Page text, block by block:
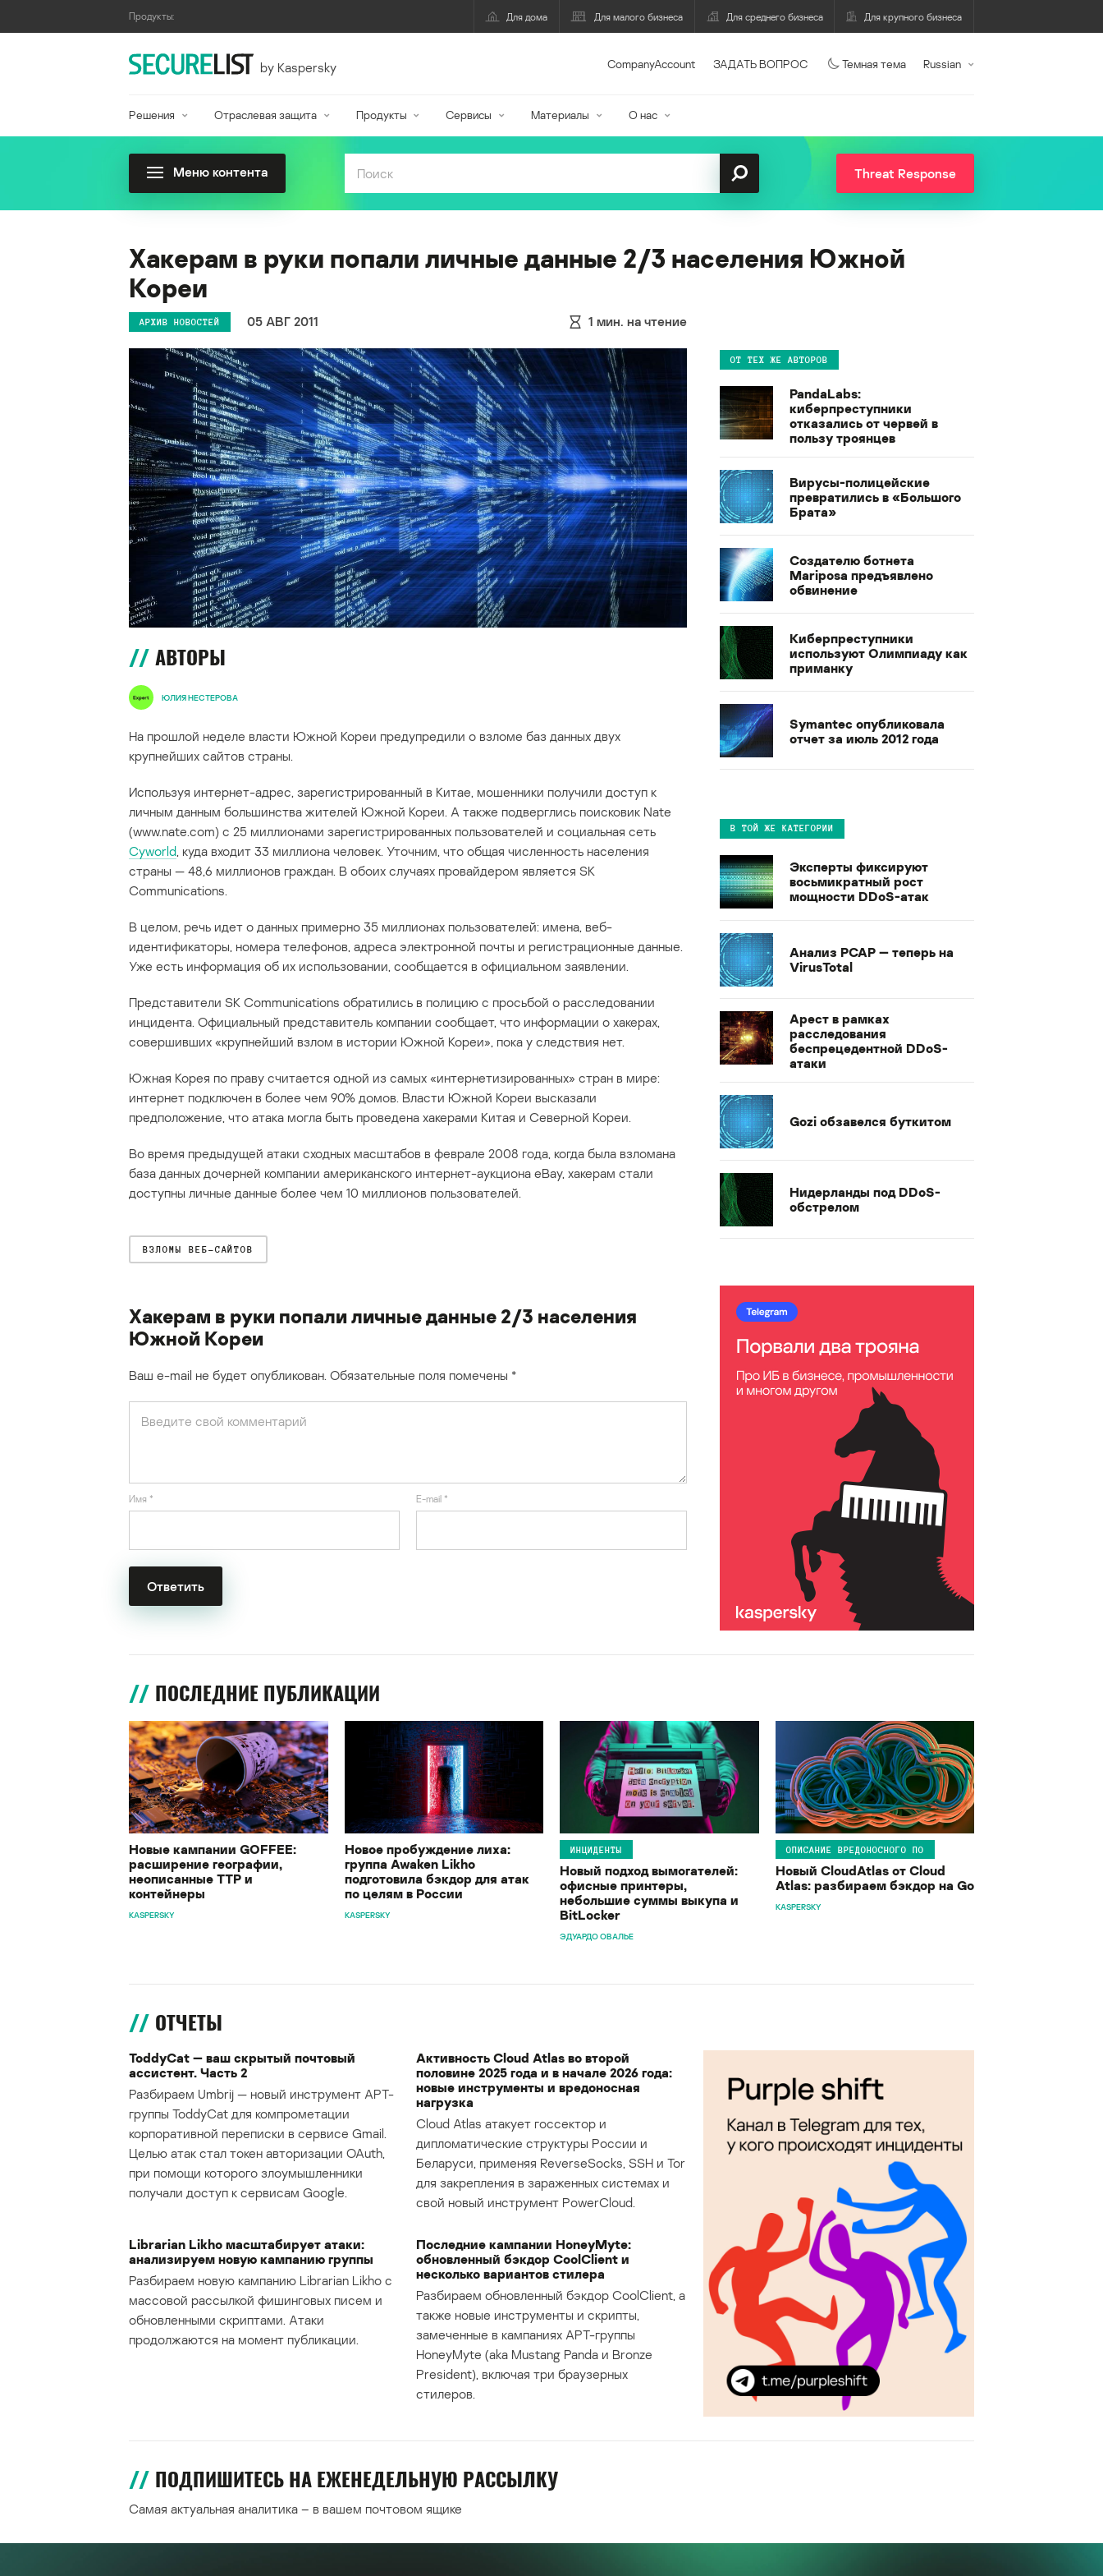
Продукты: Для дома Для малого бизнеса Для среднего бизнеса Для крупного бизнеса
by Kaspersky CompanyAccount ЗАДАТЬ ВОПРОС Темная тема Russian
Решения Отраслевая защита Продукты Сервисы Материалы О нас
Меню контента Threat Response
Хакерам в руки попали личные данные 2/3 населения Южной
Кореи
АРХИВ НОВОСТЕЙ 05 АВГ 2011 1 мин. на чтение
АВТОРЫ
ЮЛИЯ НЕСТЕРОВА
На прошлой неделе власти Южной Кореи предупредили о взломе баз данных двух
крупнейших сайтов страны.
Используя интернет-адрес, зарегистрированный в Китае, мошенники получили доступ к
личным данным большинства жителей Южной Кореи. А также подверглись поисковик Nate
(www.nate.com) с 25 миллионами зарегистрированных пользователей и социальная сеть
Cyworld, куда входит 33 миллиона человек. Уточним, что общая численность населения
страны — 48,6 миллионов граждан. В обоих случаях провайдером является SK
Communications.
В целом, речь идет о данных примерно 35 миллионах пользователей: имена, веб-
идентификаторы, номера телефонов, адреса электронной почты и регистрационные данные.
Уже есть информация об их использовании, сообщается в официальном заявлении.
Представители SK Communications обратились в полицию с просьбой о расследовании
инцидента. Официальный представитель компании сообщает, что информации о хакерах,
совершивших «крупнейший взлом в истории Южной Кореи», пока у следствия нет.
Южная Корея по праву считается одной из самых «интернетизированных» стран в мире:
интернет подключен в более чем 90% домов. Власти Южной Кореи высказали
предположение, что атака могла быть проведена хакерами Китая и Северной Кореи.
Во время предыдущей атаки сходных масштабов в феврале 2008 года, когда была взломана
база данных дочерней компании американского интернет-аукциона eBay, хакерам стали
доступны личные данные более чем 10 миллионов пользователей.
ВЗЛОМЫ ВЕБ-САЙТОВ
Хакерам в руки попали личные данные 2/3 населения
Южной Кореи
Ваш e-mail не будет опубликован. Обязательные поля помечены *
Имя * E-mail *
ОТ ТЕХ ЖЕ АВТОРОВ
PandaLabs:
киберпреступники
отказались от червей в
пользу троянцев
Вирусы-полицейские
превратились в «Большого
Брата»
Создателю ботнета
Mariposa предъявлено
обвинение
Киберпреступники
используют Олимпиаду как
приманку
Symantec опубликовала
отчет за июль 2012 года
В ТОЙ ЖЕ КАТЕГОРИИ
Эксперты фиксируют
восьмикратный рост
мощности DDoS-атак
Анализ PCAP — теперь на
VirusTotal
Арест в рамках
расследования
беспрецедентной DDoS-
атаки
Gozi обзавелся буткитом
Нидерланды под DDoS-
обстрелом
ПОСЛЕДНИЕ ПУБЛИКАЦИИ
Новые кампании GOFFEE:
расширение географии,
неописанные TTP и
контейнеры
KASPERSKY
Новое пробуждение лиха:
группа Awaken Likho
подготовила бэкдор для атак
по целям в России
KASPERSKY
ИНЦИДЕНТЫ
Новый подход вымогателей:
офисные принтеры,
небольшие суммы выкупа и
BitLocker
ЭДУАРДО ОВАЛЬЕ
ОПИСАНИЕ ВРЕДОНОСНОГО ПО
Новый CloudAtlas от Cloud
Atlas: разбираем бэкдор на Go
KASPERSKY
ОТЧЕТЫ
ToddyCat — ваш скрытый почтовый
ассистент. Часть 2
Разбираем Umbrij — новый инструмент APT-
группы ToddyCat для компрометации
корпоративной переписки в сервисе Gmail.
Целью атак стал токен авторизации OAuth,
при помощи которого злоумышленники
получали доступ к сервисам Google.
Активность Cloud Atlas во второй
половине 2025 года и в начале 2026 года:
новые инструменты и вредоносная
нагрузка
Cloud Atlas атакует госсектор и
дипломатические структуры России и
Беларуси, применяя ReverseSocks, SSH и Tor
для закрепления в зараженных системах и
свой новый инструмент PowerCloud.
Librarian Likho масштабирует атаки:
анализируем новую кампанию группы
Разбираем новую кампанию Librarian Likho с
массовой рассылкой фишинговых писем и
обновленными скриптами. Атаки
продолжаются на момент публикации.
Последние кампании HoneyMyte:
обновленный бэкдор CoolClient и
несколько вариантов стилера
Разбираем обновленный бэкдор CoolClient, а
также новые инструменты и скрипты,
замеченные в кампаниях APT-группы
HoneyMyte (aka Mustang Panda и Bronze
President), включая три браузерных
стилеров.
ПОДПИШИТЕСЬ НА ЕЖЕНЕДЕЛЬНУЮ РАССЫЛКУ
Самая актуальная аналитика – в вашем почтовом ящике